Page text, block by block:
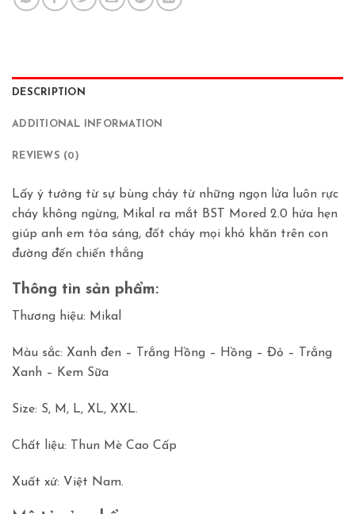
DESCRIPTION
ADDITIONAL INFORMATION
REVIEWS (0)
Lấy ý tưởng từ sự bùng cháy từ những ngọn lửa luôn rực
cháy không ngừng, Mikal ra mắt BST Mored 2.0 hứa hẹn
giúp anh em tỏa sáng, đốt cháy mọi khó khăn trên con
đường đến chiến thắng
Thông tin sản phẩm:
Thương hiệu: Mikal
Màu sắc: Xanh đen – Trắng Hồng – Hồng – Đỏ – Trắng
Xanh – Kem Sữa
Size: S, M, L, XL, XXL.
Chất liệu: Thun Mè Cao Cấp
Xuất xứ: Việt Nam.